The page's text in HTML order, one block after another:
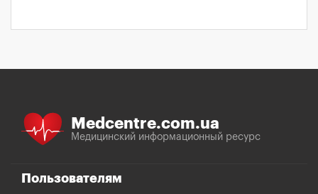
Medcentre.com.ua
Медицинский информационный ресурс
Пользователям